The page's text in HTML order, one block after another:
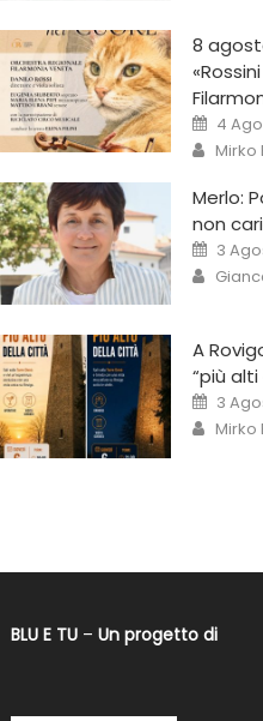
8
4
Mirko
Merlo:
non
3
A
“più
3
Mirko
BLU E TU– Un progetto di